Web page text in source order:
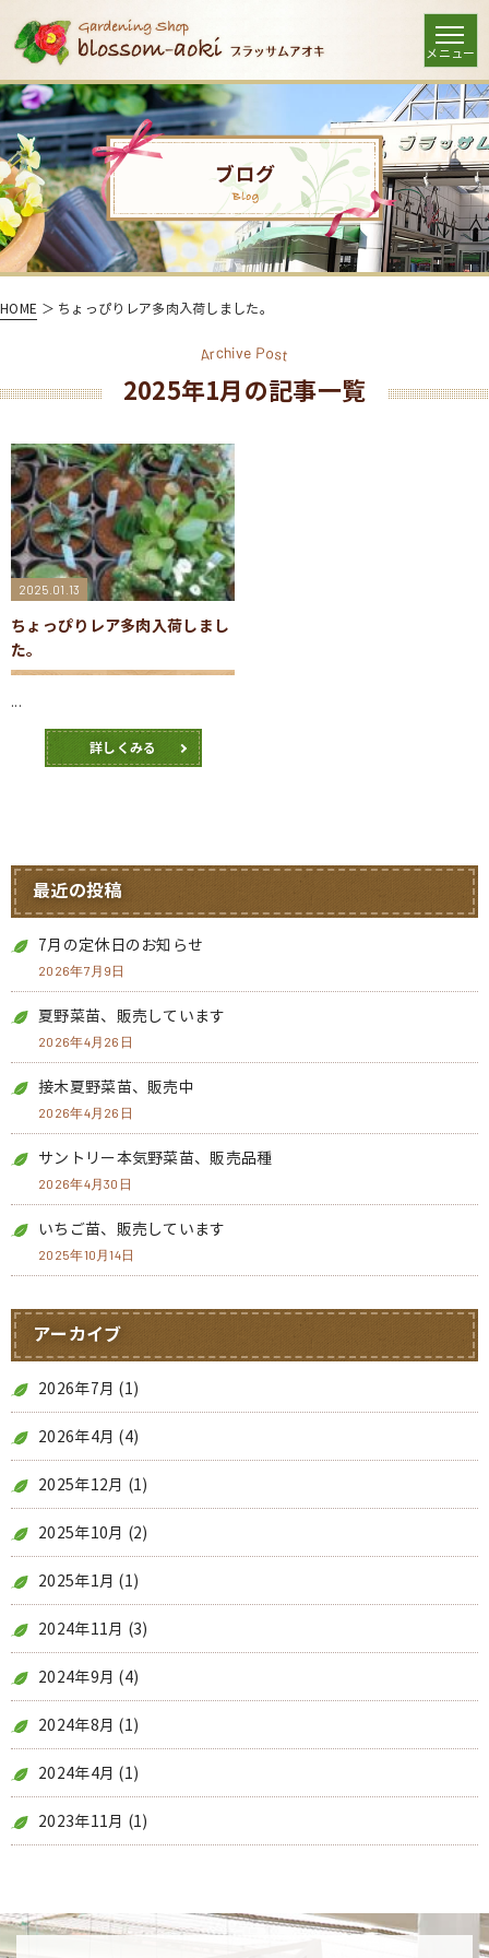
HOME ＞ ちょっぴりレア多肉入荷しました。
Archive Post
2025年1月の記事一覧
2025.01.13
ちょっぴりレア多肉入荷しまし
た。
...
詳しくみる
最近の投稿
7月の定休日のお知らせ
2026年7月9日
夏野菜苗、販売しています
2026年4月26日
接木夏野菜苗、販売中
2026年4月26日
サントリー本気野菜苗、販売品種
2026年4月30日
いちご苗、販売しています
2025年10月14日
アーカイブ
2026年7月 (1)
2026年4月 (4)
2025年12月 (1)
2025年10月 (2)
2025年1月 (1)
2024年11月 (3)
2024年9月 (4)
2024年8月 (1)
2024年4月 (1)
2023年11月 (1)